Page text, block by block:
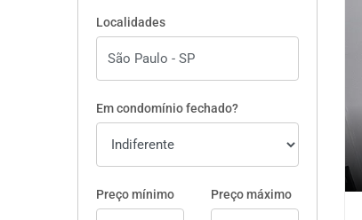
Localidades
Em condomínio fechado?
Preço mínimo Preço máximo